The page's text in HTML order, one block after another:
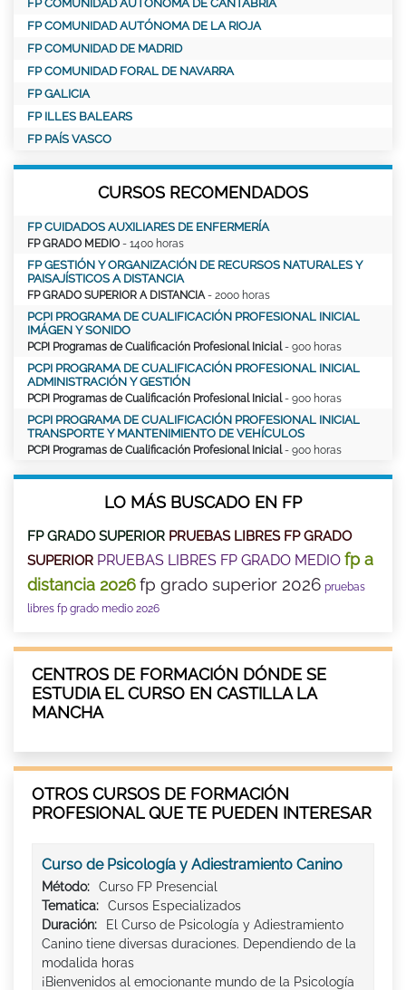
FP COMUNIDAD AUTÓNOMA DE CANTABRIA
FP COMUNIDAD AUTÓNOMA DE LA RIOJA
FP COMUNIDAD DE MADRID
FP COMUNIDAD FORAL DE NAVARRA
FP GALICIA
FP ILLES BALEARS
FP PAÍS VASCO
CURSOS RECOMENDADOS
FP CUIDADOS AUXILIARES DE ENFERMERÍA
FP GRADO MEDIO - 1400 horas
FP GESTIÓN Y ORGANIZACIÓN DE RECURSOS NATURALES Y
PAISAJÍSTICOS A DISTANCIA
FP GRADO SUPERIOR A DISTANCIA - 2000 horas
PCPI PROGRAMA DE CUALIFICACIÓN PROFESIONAL INICIAL
IMÁGEN Y SONIDO
PCPI Programas de Cualificación Profesional Inicial- 900 horas
PCPI PROGRAMA DE CUALIFICACIÓN PROFESIONAL INICIAL
ADMINISTRACIÓN Y GESTIÓN
PCPI Programas de Cualificación Profesional Inicial- 900 horas
PCPI PROGRAMA DE CUALIFICACIÓN PROFESIONAL INICIAL
TRANSPORTE Y MANTENIMIENTO DE VEHÍCULOS
PCPI Programas de Cualificación Profesional Inicial- 900 horas
LO MÁS BUSCADO EN FP
FP GRADO SUPERIOR PRUEBAS LIBRES FP GRADO
SUPERIOR PRUEBAS LIBRES FP GRADO MEDIO fp a
distancia 2026fp grado superior 2026 pruebas
libres fp grado medio 2026
CENTROS DE FORMACIÓN DÓNDE SE
ESTUDIA EL CURSO EN CASTILLA LA
MANCHA
OTROS CURSOS DE FORMACIÓN
PROFESIONAL QUE TE PUEDEN INTERESAR
Curso de Psicología y Adiestramiento Canino
Método:
Curso FP Presencial
Tematica:
Cursos Especializados
Duración:
El Curso de Psicología y Adiestramiento
Canino tiene diversas duraciones. Dependiendo de la
modalida horas
¡Bienvenidos al emocionante mundo de la Psicología